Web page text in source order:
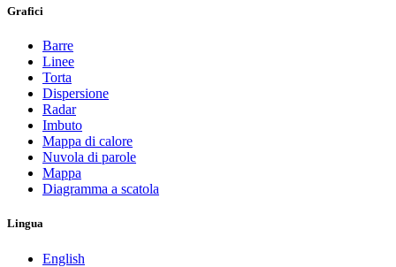
Grafici
Barre
Linee
Torta
Dispersione
Radar
Imbuto
Mappa di calore
Nuvola di parole
Mappa
Diagramma a scatola
Lingua
English